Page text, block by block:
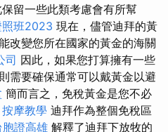
留一些此類考慮會有所幫
照班2023 現在，儘管迪拜的黃
改變您所在國家的黃金的海關
司 因此，如果您打算擁有一些
需要確保通常可以戴黃金以避
簡而言之，免稅黃金是您不必
按摩教學 迪拜作為整個免稅區
胞證高雄 解釋了迪拜下放牧的